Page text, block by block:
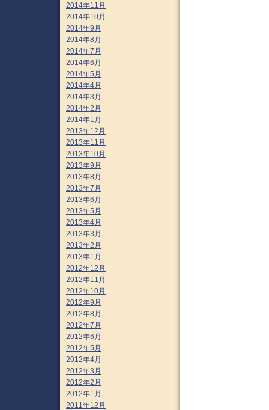
2014年11月
2014年10月
2014年9月
2014年8月
2014年7月
2014年6月
2014年5月
2014年4月
2014年3月
2014年2月
2014年1月
2013年12月
2013年11月
2013年10月
2013年9月
2013年8月
2013年7月
2013年6月
2013年5月
2013年4月
2013年3月
2013年2月
2013年1月
2012年12月
2012年11月
2012年10月
2012年9月
2012年8月
2012年7月
2012年6月
2012年5月
2012年4月
2012年3月
2012年2月
2012年1月
2011年12月